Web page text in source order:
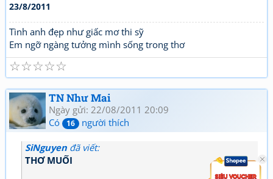
23/8/2011
Tình anh đẹp như giấc mơ thi sỹ
Em ngỡ ngàng tưởng mình sống trong thơ
☆
☆
☆
☆
☆
TN Như Mai
Ngày gửi: 22/08/2011 20:09
Có
16 người thích
SiNguyen đã viết:
THƠ MUỐI